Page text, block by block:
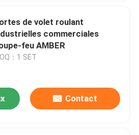
de volet roulant
commerciales
feu AMBER
：1 SET
Contact